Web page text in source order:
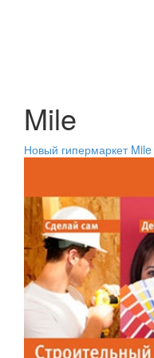
Mile
Новый гипермаркет